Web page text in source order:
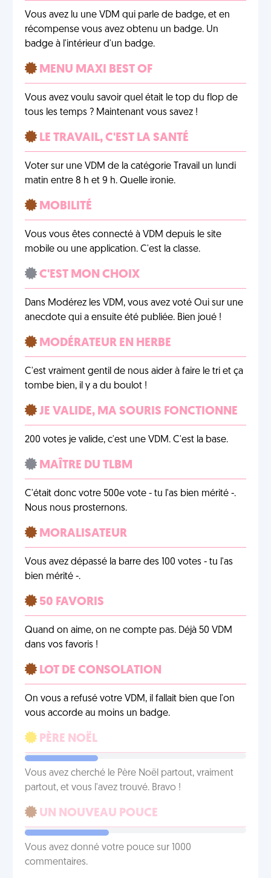
Vous avez lu une VDM qui parle de badge, et en
récompense vous avez obtenu un badge. Un
badge à l'intérieur d'un badge.
MENU MAXI BEST OF
Vous avez voulu savoir quel était le top du flop de
tous les temps ? Maintenant vous savez !
LE TRAVAIL, C'EST LA SANTÉ
Voter sur une VDM de la catégorie Travail un lundi
matin entre 8 h et 9 h. Quelle ironie.
MOBILITÉ
Vous vous êtes connecté à VDM depuis le site
mobile ou une application. C'est la classe.
C'EST MON CHOIX
Dans Modérez les VDM, vous avez voté Oui sur une
anecdote qui a ensuite été publiée. Bien joué !
MODÉRATEUR EN HERBE
C'est vraiment gentil de nous aider à faire le tri et ça
tombe bien, il y a du boulot !
JE VALIDE, MA SOURIS FONCTIONNE
200 votes je valide, c'est une VDM. C'est la base.
MAÎTRE DU TLBM
C'était donc votre 500e vote - tu l'as bien mérité -.
Nous nous prosternons.
MORALISATEUR
Vous avez dépassé la barre des 100 votes - tu l'as
bien mérité -.
50 FAVORIS
Quand on aime, on ne compte pas. Déjà 50 VDM
dans vos favoris !
LOT DE CONSOLATION
On vous a refusé votre VDM, il fallait bien que l'on
vous accorde au moins un badge.
PÈRE NOËL
Vous avez cherché le Père Noël partout, vraiment
partout, et vous l'avez trouvé. Bravo !
UN NOUVEAU POUCE
Vous avez donné votre pouce sur 1000
commentaires.